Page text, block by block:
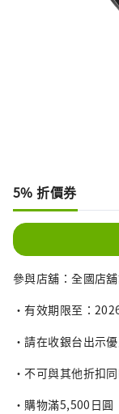
5% 折價券
參與店舖：全國店
・有效期限至：
・請在收銀台出示
・不可與其他折扣
・購物滿5,500日圓